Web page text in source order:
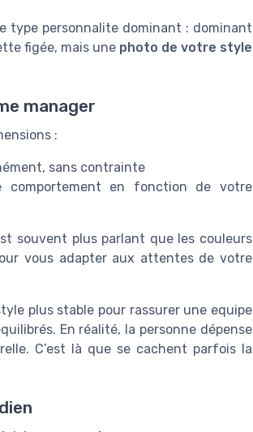
type personnalite dominant : dominant
figée, mais une photo de votre style
manager
:
sans contrainte
en fonction de votre
souvent plus parlant que les couleurs
vous adapter aux attentes de votre
plus stable pour rassurer une equipe
En réalité, la personne dépense
C’est là que se cachent parfois la